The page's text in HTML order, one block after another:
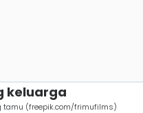
keluarga
tamu (freepik.com/frimufilms)